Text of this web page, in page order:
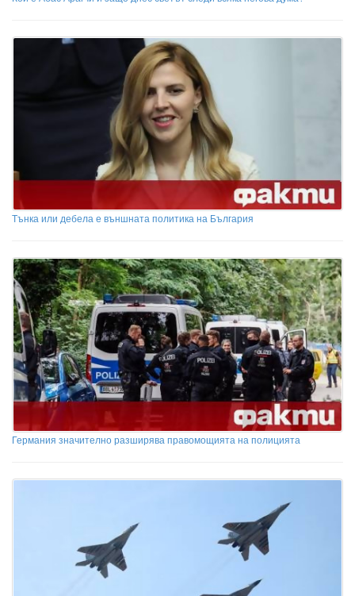
Тънка или дебела е външната политика на България
Германия значително разширява правомощията на полицията